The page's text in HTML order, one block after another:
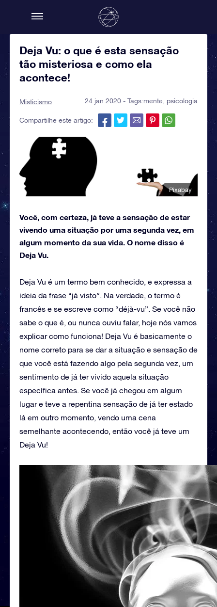
Deja Vu: o que é esta sensação
tão misteriosa e como ela
acontece!
Misticismo 24 jan 2020 - Tags:mente psicologia
Compartilhe este artigo:
Pixabay
Você, com certeza, já teve a sensação de estar
vivendo uma situação por uma segunda vez, em
algum momento da sua vida. O nome disso é
Deja Vu.
Deja Vu é um termo bem conhecido, e expressa a
ideia da frase “já visto”. Na verdade, o termo é
francês e se escreve como “déjà-vu”. Se você não
sabe o que é, ou nunca ouviu falar, hoje nós vamos
explicar como funciona! Deja Vu é basicamente o
nome correto para se dar a situação e sensação de
que você está fazendo algo pela segunda vez, um
sentimento de já ter vivido aquela situação
específica antes. Se você já chegou em algum
lugar e teve a repentina sensação de já ter estado
lá em outro momento, vendo uma cena
semelhante acontecendo, então você já teve um
Deja Vu!